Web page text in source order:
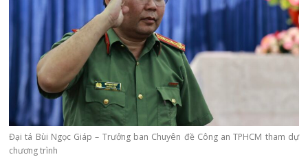
Đại tá Bùi Ngọc Giáp – Trưởng ban Chuyên đề Công an TPHCM tham dự
chương trình